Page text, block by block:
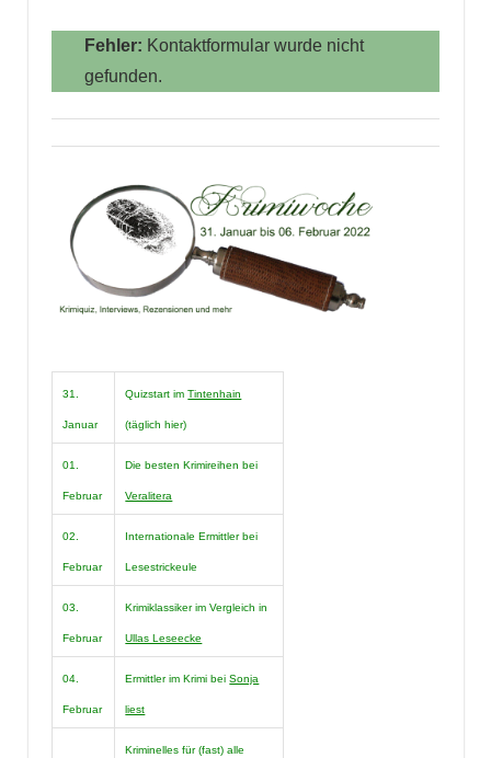
Fehler: Kontaktformular wurde nicht
gefunden.
31.
Januar
Quizstart imTintenhain
(täglich hier)
01.
Februar
Die besten Krimireihen bei
Veralitera
02.
Februar
Internationale Ermittler bei
Lesestrickeule
03.
Februar
Krimiklassiker im Vergleich in
Ullas Leseecke
04.
Februar
Ermittler im Krimi beiSonja
liest
Kriminelles für (fast) alle